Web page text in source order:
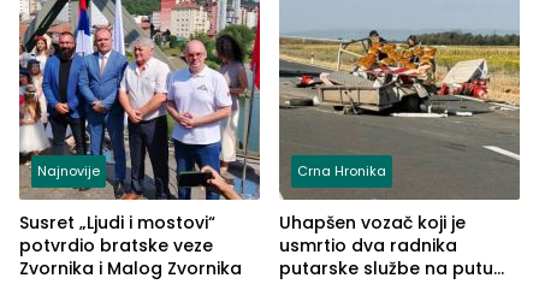
Najnovije
Susret „Ljudi i mostovi“
potvrdio bratske veze
Zvornika i Malog Zvornika
Crna Hronika
Uhapšen vozač koji je
usmrtio dva radnika
putarske službe na putu